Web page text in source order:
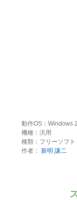
動作OS：Windows
機種：汎用
種類：フリーソフト
作者： 新明 謙二